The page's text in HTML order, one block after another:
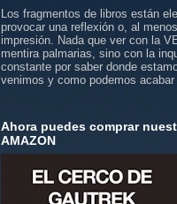
Los fragmentos de libros están
provocar una reflexión o, al
impresión. Nada que ver con la
mentira palmarias, sino con la
constante por saber donde
venimos y como podemos acabar
Ahora puedes comprar
AMAZON